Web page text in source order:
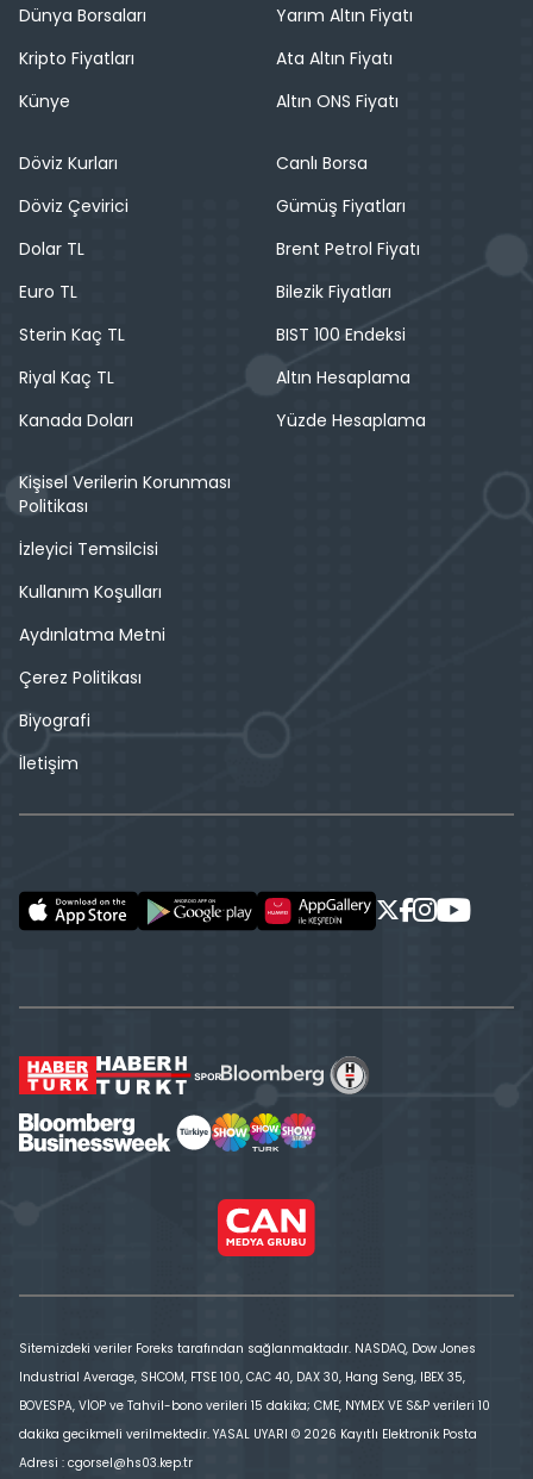
Dünya Borsaları
Kripto Fiyatları
Künye
Yarım Altın Fiyatı
Ata Altın Fiyatı
Altın ONS Fiyatı
Döviz Kurları
Döviz Çevirici
Dolar TL
Euro TL
Sterin Kaç TL
Riyal Kaç TL
Kanada Doları
Canlı Borsa
Gümüş Fiyatları
Brent Petrol Fiyatı
Bilezik Fiyatları
BIST 100 Endeksi
Altın Hesaplama
Yüzde Hesaplama
Kişisel Verilerin Korunması
Politikası
İzleyici Temsilcisi
Kullanım Koşulları
Aydınlatma Metni
Çerez Politikası
Biyografi
İletişim
Sitemizdeki veriler Foreks tarafından sağlanmaktadır. NASDAQ, Dow Jones
Industrial Average, SHCOM, FTSE 100, CAC 40, DAX 30, Hang Seng, IBEX 35,
BOVESPA, VİOP ve Tahvil-bono verileri 15 dakika; CME, NYMEX VE S&P verileri 10
dakika gecikmeli verilmektedir. YASAL UYARI © 2026 Kayıtlı Elektronik Posta
Adresi : cgorsel@hs03.kep.tr